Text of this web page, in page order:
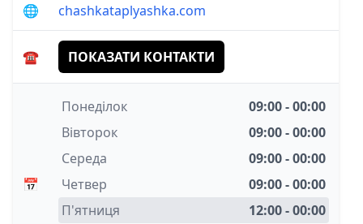
🌐 chashkataplyashka.com
☎️ ПОКАЗАТИ КОНТАКТИ
📅
Понеділок
09:00 - 00:00
Вівторок
09:00 - 00:00
Середа
09:00 - 00:00
Четвер
09:00 - 00:00
П'ятниця
12:00 - 00:00